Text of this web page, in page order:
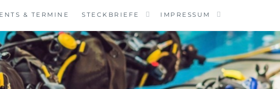
& TERMINE STECKBRIEFE IMPRESSUM